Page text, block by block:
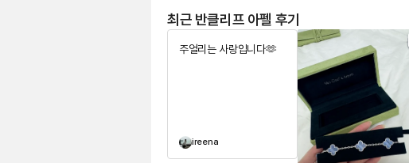
최근 반클리프 아펠 후기
주얼리는 사랑입니다🫶
ireena